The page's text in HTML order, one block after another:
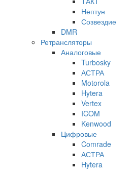
Нептун
Созвездие
DMR
Ретрансляторы
Аналоговые
Turbosky
АСТРА
Motorola
Hytera
Vertex
ICOM
Kenwood
Цифровые
Comrade
АСТРА
Hytera